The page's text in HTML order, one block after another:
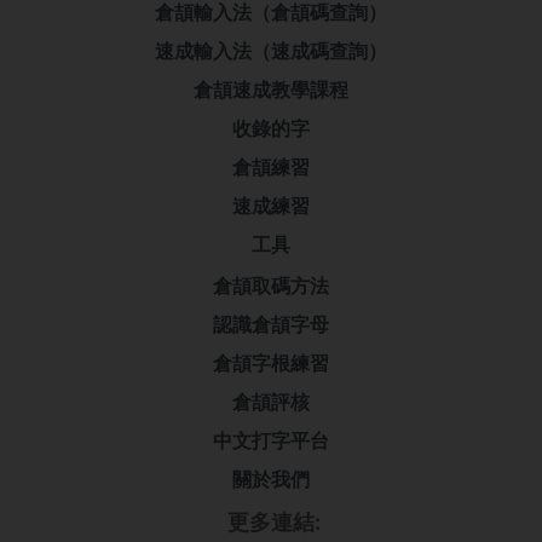
倉頡輸入法（倉頡碼查詢）
速成輸入法（速成碼查詢）
倉頡速成教學課程
收錄的字
倉頡練習
速成練習
工具
倉頡取碼方法
認識倉頡字母
倉頡字根練習
倉頡評核
中文打字平台
關於我們
更多連結: